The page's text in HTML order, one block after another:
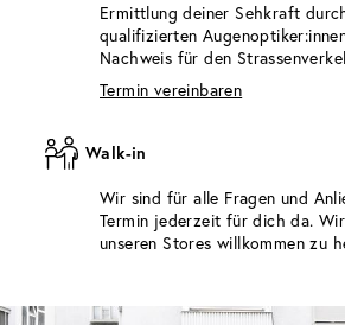
Ermittlung deiner Sehkraft
qualifizierten
Nachweis für den
Termin vereinbaren
Walk-in
Wir sind für alle Fragen und
Termin jederzeit für dich da.
unseren Stores willkommen zu